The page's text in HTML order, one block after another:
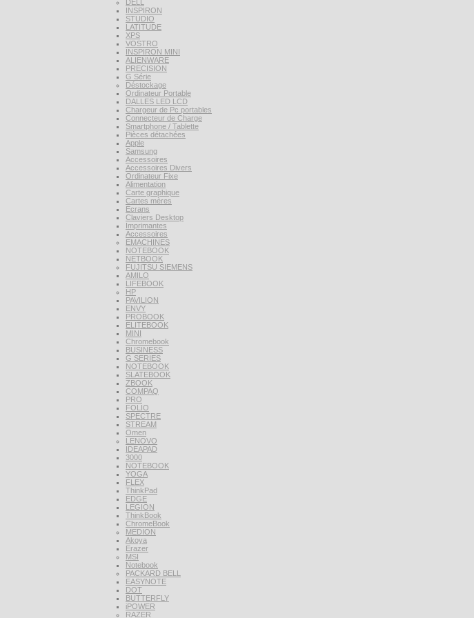
DELL
INSPIRON
STUDIO
LATITUDE
XPS
VOSTRO
INSPIRON MINI
ALIENWARE
PRECISION
G Série
Déstockage
Ordinateur Portable
DALLES LED LCD
Chargeur de Pc portables
Connecteur de Charge
Smartphone / Tablette
Pièces détachées
Apple
Samsung
Accessoires
Accessoires Divers
Ordinateur Fixe
Alimentation
Carte graphique
Cartes mères
Ecrans
Claviers Desktop
Imprimantes
Accessoires
EMACHINES
NOTEBOOK
NETBOOK
FUJITSU SIEMENS
AMILO
LIFEBOOK
HP
PAVILION
ENVY
PROBOOK
ELITEBOOK
MINI
Chromebook
BUSINESS
G SERIES
NOTEBOOK
SLATEBOOK
ZBOOK
COMPAQ
PRO
FOLIO
SPECTRE
STREAM
Omen
LENOVO
IDEAPAD
3000
NOTEBOOK
YOGA
FLEX
ThinkPad
EDGE
LEGION
ThinkBook
ChromeBook
MEDION
Akoya
Erazer
MSI
Notebook
PACKARD BELL
EASYNOTE
DOT
BUTTERFLY
iPOWER
RAZER